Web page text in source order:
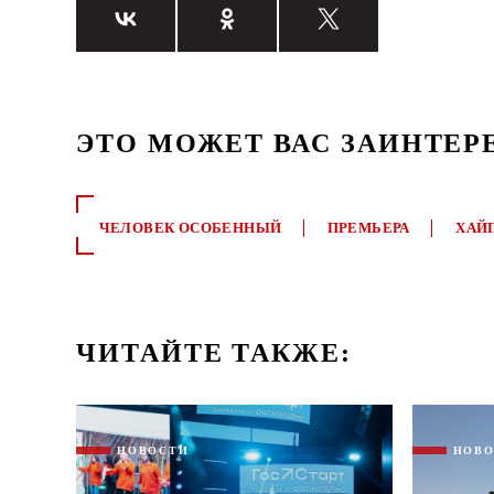
ЭТО МОЖЕТ ВАС
ЧЕЛОВЕК ОСОБЕННЫЙ ПРЕМЬЕРА
ЧИТАЙТЕ ТАКЖЕ:
НОВОСТИ